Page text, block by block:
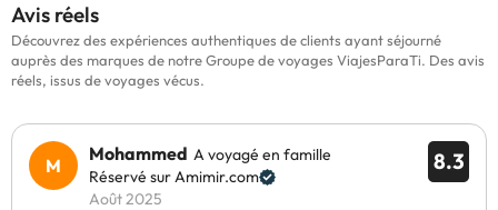
Avis réels
Découvrez des expériences authentiques de clients ayant séjourné
auprès des marques de notre Groupe de voyages ViajesParaTi. Des avis
réels, issus de voyages vécus.
8.3
Mohammed A voyagé en famille
Réservé sur Amimir.com
Août 2025